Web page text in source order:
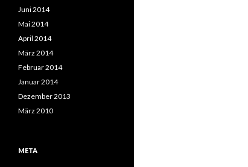
Juni 2014
Mai 2014
April 2014
März 2014
Februar 2014
Januar 2014
Dezember 2013
März 2010
META